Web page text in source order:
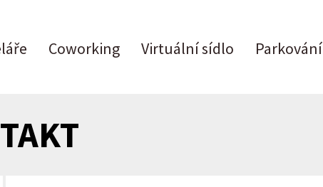
Coworking Virtuální sídlo Parkování